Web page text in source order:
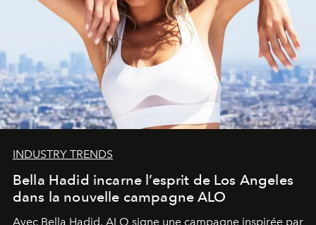
INDUSTRY TRENDS
Bella Hadid incarne l’esprit de Los Angeles
dans la nouvelle campagne ALO
Avec Bella Hadid, ALO signe une campagne inspirée par